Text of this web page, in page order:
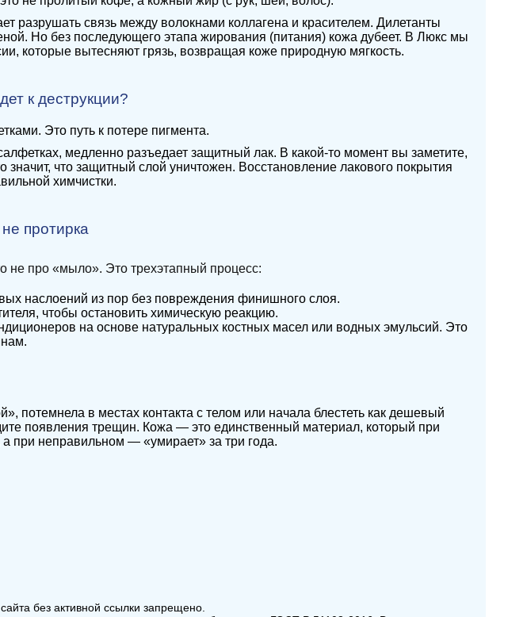
разрушать связь между волокнами коллагена и красителем. Дилетанты
Но без последующего этапа жирования (питания) кожа дубеет. В Люкс мы
которые вытесняют грязь, возвращая коже природную мягкость.
к деструкции?
Это путь к потере пигмента.
медленно разъедает защитный лак. В какой-то момент вы заметите,
значит, что защитный слой уничтожен. Восстановление лакового покрытия
химчистки.
протирка
не про «мыло». Это трехэтапный процесс:
наслоений из пор без повреждения финишного слоя.
чтобы остановить химическую реакцию.
на основе натуральных костных масел или водных эмульсий. Это
потемнела в местах контакта с телом или начала блестеть как дешевый
появления трещин. Кожа — это единственный материал, который при
при неправильном — «умирает» за три года.
без активной ссылки запрещено.